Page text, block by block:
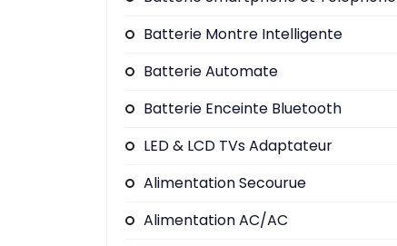
Batterie Montre Intelligente
Batterie Automate
Batterie Enceinte Bluetooth
LED & LCD TVs Adaptateur
Alimentation Secourue
Alimentation AC/AC